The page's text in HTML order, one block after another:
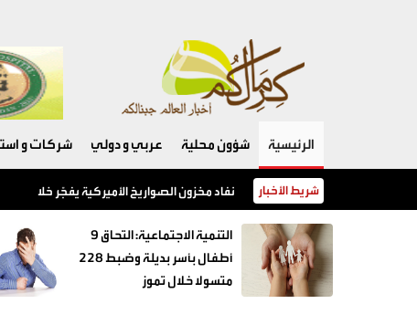
الرئيسية شؤون محلية عربي و دولي شركات و
شريط الأخبار نفاد مخزون الصواريخ الأميركية يفجّر خلافًا بين
‏التنمية الاجتماعية: التحاق 9
أطفال بأسر بديلة وضبط 228
متسولا خلال تموز